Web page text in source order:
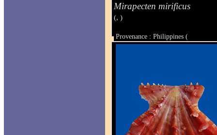
Mirapecten mirificus
(, )
Provenance : Philippines (
Taille : 29.7 x 34 mm